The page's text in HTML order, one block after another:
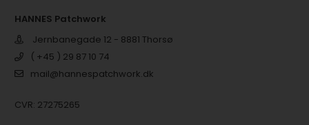
HANNES Patchwork
Jernbanegade 12 - 8881 Thorsø
( +45 ) 29 87 10 74
mail@hannespatchwork.dk
CVR: 27275265